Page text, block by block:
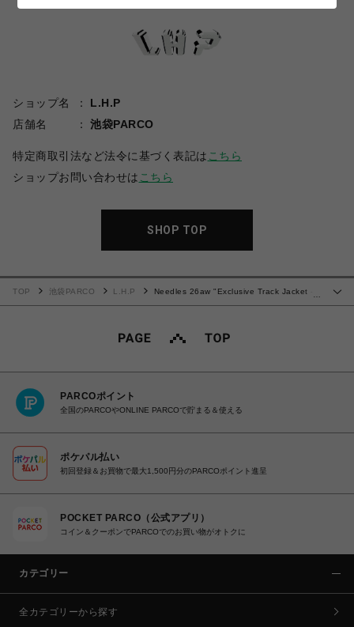
ショップ名
L.H.P
店舗名
池袋PARCO
特定商取引法など法令に基づく表記は こちら
ショップお問い合わせは こちら
SHOP TOP
…
TOP 池袋PARCO L.H.P
Needles 26aw "Exclusive Track Jacket -
PARCOポイント
全国のPARCOやONLINE PARCOで貯まる＆使える
ポケパル払い
初回登録＆お買物で最大1,500円分のPARCOポイント進呈
POCKET PARCO（公式アプリ）
コイン＆クーポンでPARCOでのお買い物がオトクに
カテゴリー
全カテゴリーから探す